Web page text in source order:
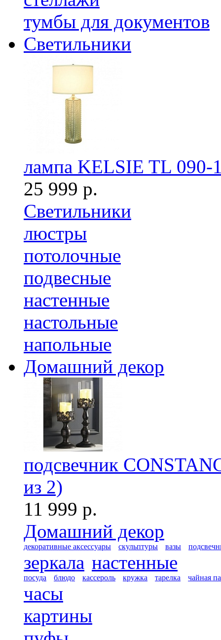
тумбы для документов
Светильники
лампа KELSIE TL 090-
25 999 р.
Светильники
люстры
потолочные
подвесные
настенные
настольные
напольные
Домашний декор
подсвечник
из 2)
11 999 р.
Домашний декор
декоративные аксессуары скульптуры вазы
зеркала настенные
посуда блюдо кассероль кружка тарелка чайная
часы
картины